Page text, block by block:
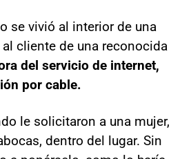
se vivió al interior de una
cliente de una reconocida
del servicio de internet,
por cable.
le solicitaron a una mujer,
dentro del lugar. Sin